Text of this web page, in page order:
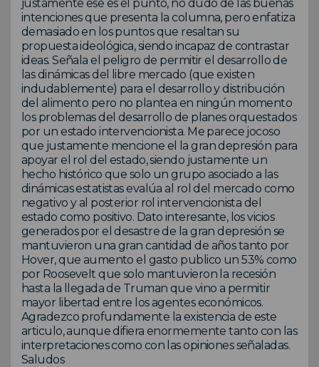
justamente ese es el punto, no dudo de las buenas
intenciones que presenta la columna, pero enfatiza
demasiado en los puntos que resaltan su
propuesta ideológica, siendo incapaz de contrastar
ideas. Señala el peligro de permitir el desarrollo de
las dinámicas del libre mercado (que existen
indudablemente) para el desarrollo y distribución
del alimento pero no plantea en ningún momento
los problemas del desarrollo de planes orquestados
por un estado intervencionista. Me parece jocoso
que justamente mencione el la gran depresión para
apoyar el rol del estado, siendo justamente un
hecho histórico que solo un grupo asociado a las
dinámicas estatistas evalúa al rol del mercado como
negativo y al posterior rol intervencionista del
estado como positivo. Dato interesante, los vicios
generados por el desastre de la gran depresión se
mantuvieron una gran cantidad de años tanto por
Hover, que aumento el gasto publico un 53% como
por Roosevelt que solo mantuvieron la recesión
hasta la llegada de Truman que vino a permitir
mayor libertad entre los agentes económicos.
Agradezco profundamente la existencia de este
articulo, aunque difiera enormemente tanto con las
interpretaciones como con las opiniones señaladas.
Saludos